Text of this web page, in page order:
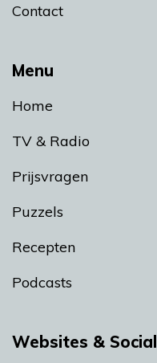
Menu
Home
TV & Radio
Prijsvragen
Puzzels
Recepten
Podcasts
Contact
Websites & Social